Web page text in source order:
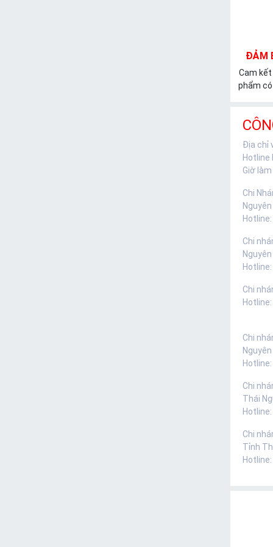
ĐẢM
Cam
phẩm
Địa chỉ
Hotline
Giờ
Chi
Nguyên
Hotline:
Chi
Nguyên
Hotline:
Chi
Hotline:
Chi
Nguyên
Hotline:
Chi
Thái
Hotline:
Chi
Tỉnh
Hotline: